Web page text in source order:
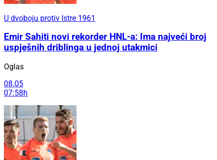
U dvoboju protiv Istre 1961
Emir Sahiti novi rekorder HNL-a: Ima najveći broj
uspješnih driblinga u jednoj utakmici
Oglas
08.05
07:58h